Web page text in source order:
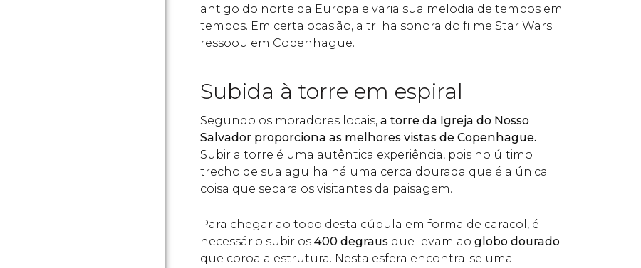
antigo do norte da Europa e varia sua melodia de tempos em
tempos. Em certa ocasião, a trilha sonora do filme Star Wars
ressoou em Copenhague.
Subida à torre em espiral
Segundo os moradores locais, a torre da Igreja do Nosso
Salvador proporciona as melhores vistas de Copenhague.
Subir a torre é uma autêntica experiência, pois no último
trecho de sua agulha há uma cerca dourada que é a única
coisa que separa os visitantes da paisagem.
Para chegar ao topo desta cúpula em forma de caracol, é
necessário subir os 400 degraus que levam ao globo dourado
que coroa a estrutura. Nesta esfera encontra-se uma